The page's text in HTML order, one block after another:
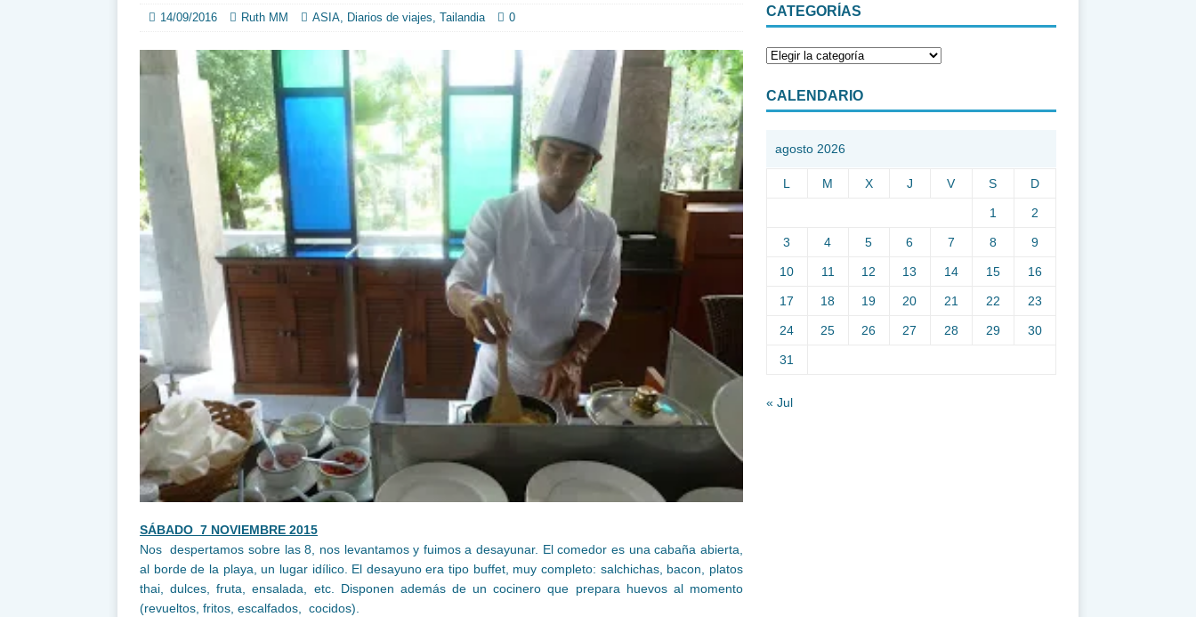
14/09/2016 Ruth MM ASIA Diarios de viajes Tailandia 0
SÁBADO 7 NOVIEMBRE 2015
Nos despertamos sobre las 8, nos levantamos y fuimos a desayunar. El comedor es una cabaña abierta,
al borde de la playa, un lugar idílico. El desayuno era tipo buffet, muy completo: salchichas, bacon, platos
thai, dulces, fruta, ensalada, etc. Disponen además de un cocinero que prepara huevos al momento
(revueltos, fritos, escalfados, cocidos).
CATEGORÍAS
CALENDARIO
agosto 2026
L M X J V S D
1 2
3 4 5 6 7 8 9
10 11 12 13 14 15 16
17 18 19 20 21 22 23
24 25 26 27 28 29 30
31
« Jul